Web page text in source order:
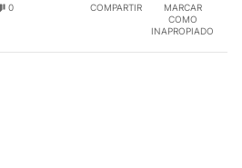
0 COMPARTIR
MARCAR
COMO
INAPROPIADO